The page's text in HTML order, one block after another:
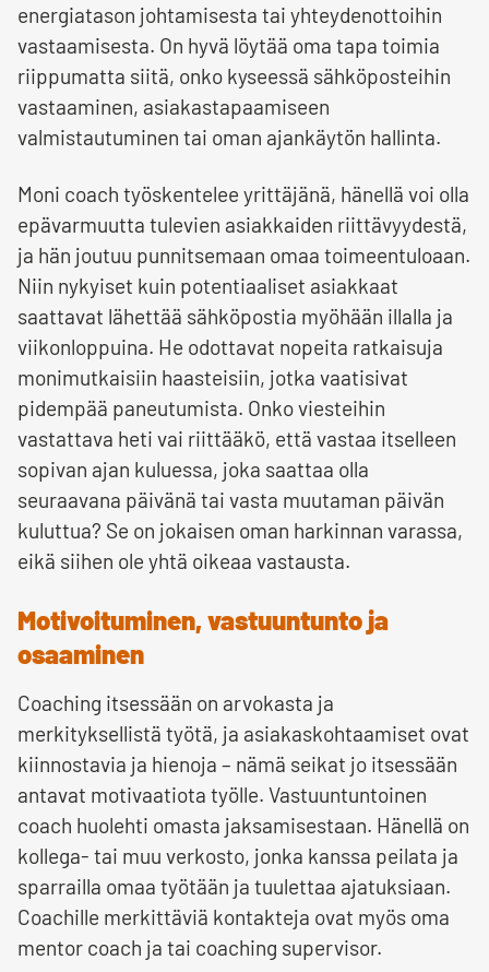
energiatason johtamisesta tai yhteydenottoihin
vastaamisesta. On hyvä löytää oma tapa toimia
riippumatta siitä, onko kyseessä sähköposteihin
vastaaminen, asiakastapaamiseen
valmistautuminen tai oman ajankäytön hallinta.
Moni coach työskentelee yrittäjänä, hänellä voi olla
epävarmuutta tulevien asiakkaiden riittävyydestä,
ja hän joutuu punnitsemaan omaa toimeentuloaan.
Niin nykyiset kuin potentiaaliset asiakkaat
saattavat lähettää sähköpostia myöhään illalla ja
viikonloppuina. He odottavat nopeita ratkaisuja
monimutkaisiin haasteisiin, jotka vaatisivat
pidempää paneutumista. Onko viesteihin
vastattava heti vai riittääkö, että vastaa itselleen
sopivan ajan kuluessa, joka saattaa olla
seuraavana päivänä tai vasta muutaman päivän
kuluttua? Se on jokaisen oman harkinnan varassa,
eikä siihen ole yhtä oikeaa vastausta.
Motivoituminen, vastuuntunto ja
osaaminen
Coaching itsessään on arvokasta ja
merkityksellistä työtä, ja asiakaskohtaamiset ovat
kiinnostavia ja hienoja – nämä seikat jo itsessään
antavat motivaatiota työlle. Vastuuntuntoinen
coach huolehti omasta jaksamisestaan. Hänellä on
kollega- tai muu verkosto, jonka kanssa peilata ja
sparrailla omaa työtään ja tuulettaa ajatuksiaan.
Coachille merkittäviä kontakteja ovat myös oma
mentor coach ja tai coaching supervisor.